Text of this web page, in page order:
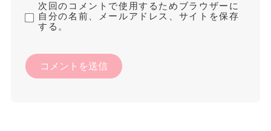
次回のコメントで使用するためブラウザーに
自分の名前、メールアドレス、サイトを保存
する。